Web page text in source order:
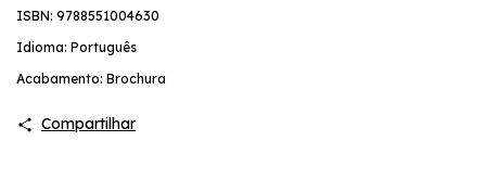
ISBN: 9788551004630
Idioma: Português
Acabamento: Brochura
Compartilhar